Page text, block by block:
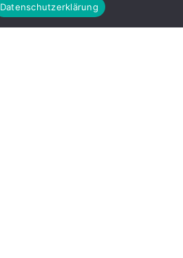
Datenschutzerklärung